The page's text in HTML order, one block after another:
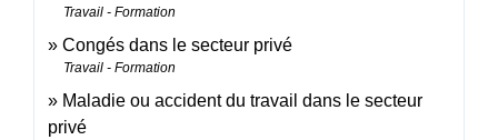
Travail - Formation
Congés dans le secteur privé
Travail - Formation
Maladie ou accident du travail dans le secteur
privé